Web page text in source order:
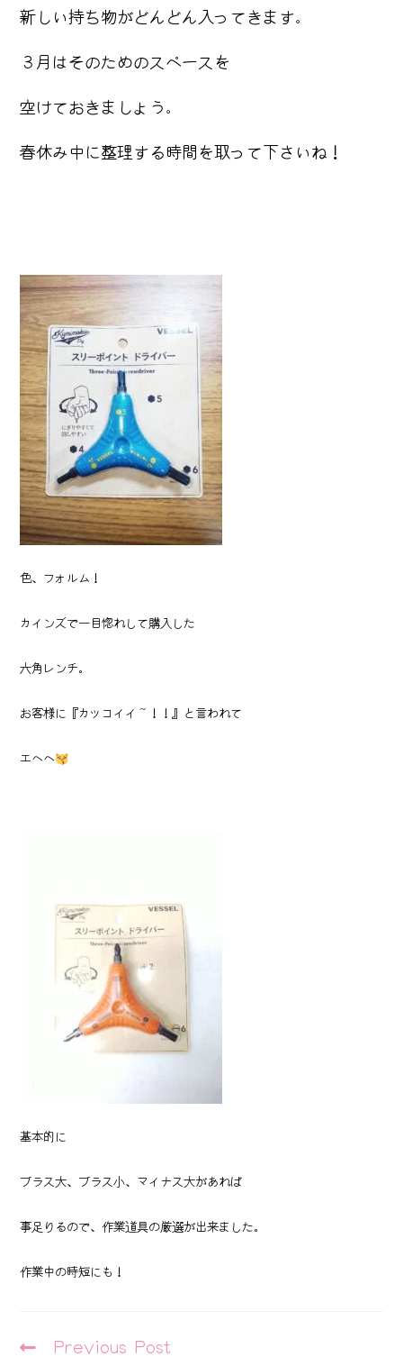
新しい持ち物がどんどん入ってきます。
３月はそのためのスペースを
空けておきましょう。
春休み中に整理する時間を取って下さいね！
色、フォルム！
カインズで一目惚れして購入した
六角レンチ。
お客様に『カッコイイ～！！』と言われて
エヘヘ
基本的に
プラス大、プラス小、マイナス大があれば
事足りるので、作業道具の厳選が出来ました。
作業中の時短にも！
そ
Previous Post